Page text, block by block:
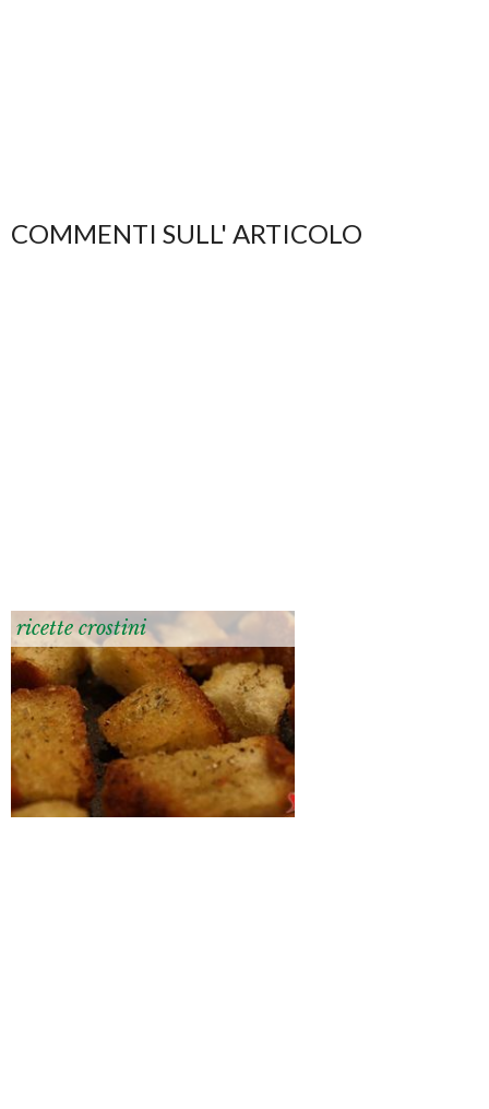
COMMENTI SULL' ARTICOLO
ricette crostini